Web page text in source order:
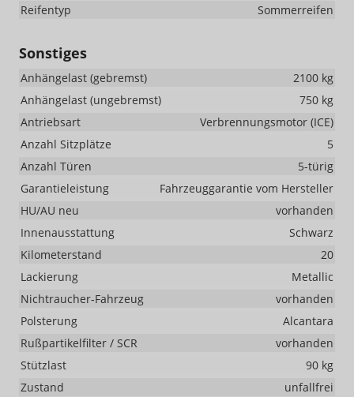
Reifentyp
Sommerreifen
Sonstiges
Anhängelast (gebremst)
2100 kg
Anhängelast (ungebremst)
750 kg
Antriebsart
Verbrennungsmotor (ICE)
Anzahl Sitzplätze
5
Anzahl Türen
5-türig
Garantieleistung
Fahrzeuggarantie vom Hersteller
HU/AU neu
vorhanden
Innenausstattung
Schwarz
Kilometerstand
20
Lackierung
Metallic
Nichtraucher-Fahrzeug
vorhanden
Polsterung
Alcantara
Rußpartikelfilter / SCR
vorhanden
Stützlast
90 kg
Zustand
unfallfrei